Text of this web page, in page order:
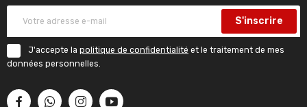
S'inscrire
J'accepte la politique de confidentialité et le traitement de mes
données personnelles.